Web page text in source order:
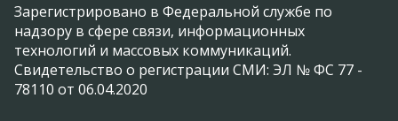
Зарегистрировано в Федеральной службе по
надзору в сфере связи, информационных
технологий и массовых коммуникаций.
Свидетельство о регистрации СМИ: ЭЛ № ФС 77 -
78110 от 06.04.2020